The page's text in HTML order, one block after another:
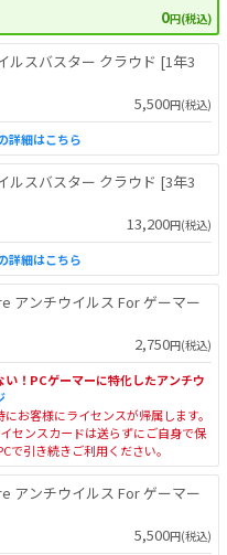
0円(税込)
ルスバスター クラウド [1年3
5,500円(税込)
詳細はこちら
ルスバスター クラウド [3年3
13,200円(税込)
詳細はこちら
アンチウイルス For ゲーマー
2,750円(税込)
！PCゲーマーに特化したアンチウ
お客様にライセンスが帰属します。
センスカードは送らずにご自身で保
で引き続きご利用ください。
アンチウイルス For ゲーマー
5,500円(税込)